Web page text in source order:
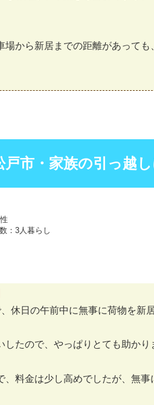
場から新居までの距離があって
戸市・家族の引っ越
：3人暮らし
休日の午前中に無事に荷物を新
たので、やっぱりとても助かり
料金は少し高めでしたが、無事